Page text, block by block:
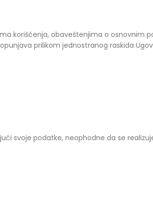
korišćenja, obaveštenjima o osnovnim
prilikom jednostranog raskida
svoje podatke, neophodne da se